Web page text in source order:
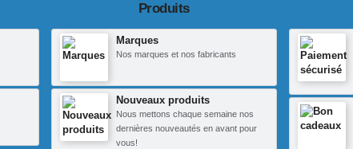
Produits
Marques
Nos marques et nos fabricants
Nouveaux produits
Nous mettons chaque semaine nos
dernières nouveautés en avant pour
vous!